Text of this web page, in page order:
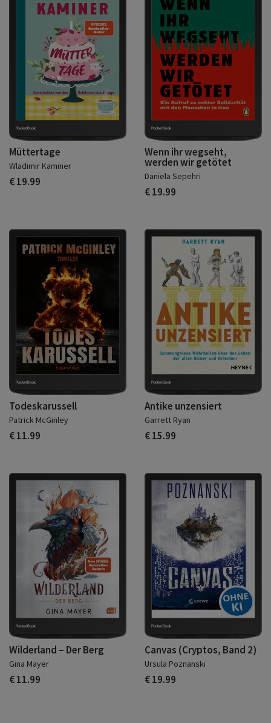
Müttertage
Wladimir Kaminer
€ 19.99
Wenn ihr wegseht,
werden wir getötet
Daniela Sepehri
€ 19.99
Todeskarussell
Patrick McGinley
€ 11.99
Antike unzensiert
Garrett Ryan
€ 15.99
Wilderland – Der Berg
Gina Mayer
€ 11.99
Canvas (Cryptos, Band 2)
Ursula Poznanski
€ 19.99